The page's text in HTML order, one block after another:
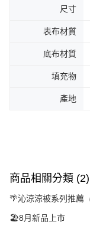
尺寸
表布材質
底布材質
填充物
產地
商品相關分類 (2)
🌴沁涼涼被系列推薦
🏖️8月新品上市